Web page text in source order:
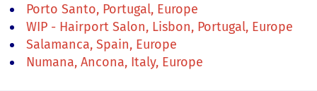
Porto Santo, Portugal, Europe
WIP - Hairport Salon, Lisbon, Portugal, Europe
Salamanca, Spain, Europe
Numana, Ancona, Italy, Europe